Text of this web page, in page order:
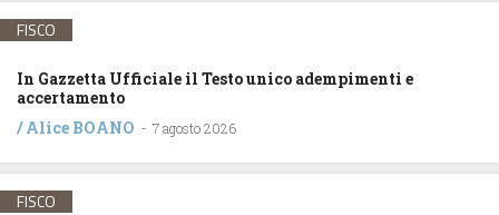
FISCO
In Gazzetta Ufficiale il Testo unico adempimenti e
accertamento
/Alice BOANO - 7 agosto 2026
FISCO